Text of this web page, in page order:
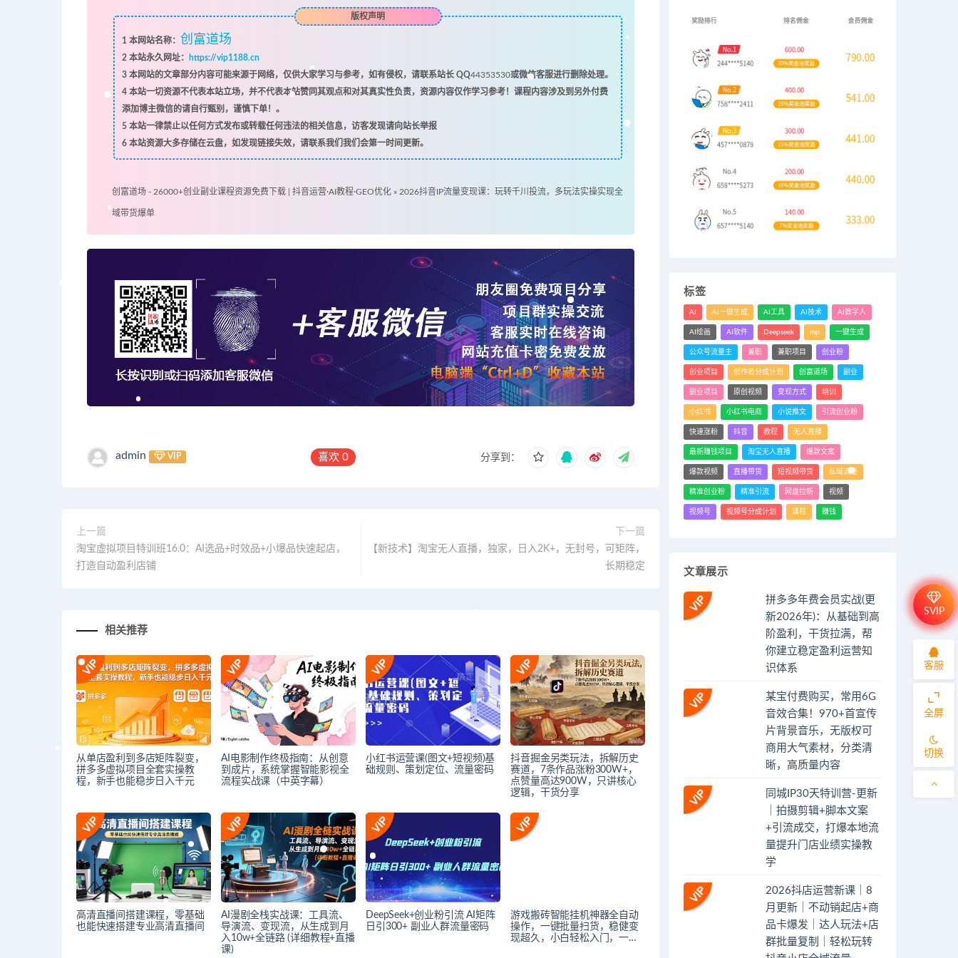
版权声明
1 本网站名称： 创富道场
2本站永久网址：
https://vip1188.cn
3本网站的文章部分内容可能来源于网络，仅供大家学习与参考，如有侵权，请联系站长 QQ44353530或微信客服进行删除处理。
4本站一切资源不代表本站立场，并不代表本站赞同其观点和对其真实性负责，资源内容仅作学习参考！课程内容涉及到另外付费
添加博主微信的请自行甄别，谨慎下单！。
5本站一律禁止以任何方式发布或转载任何违法的相关信息，访客发现请向站长举报
6本站资源大多存储在云盘，如发现链接失效，请联系我们我们会第一时间更新。
创富道场 - 26000+创业副业课程资源免费下载 | 抖音运营·AI教程·GEO优化 » 2026抖音IP流量变现课：玩转千川投流，多玩法实操实现全
域带货爆单
admin VIP 喜欢0 分享到：
上一篇
淘宝虚拟项目特训班16.0：AI选品+时效品+小爆品快速起店，
打造自动盈利店铺
下一篇
【新技术】淘宝无人直播，独家，日入2K+，无封号，可矩阵，
长期稳定
相关推荐
从单店盈利到多店矩阵裂变，
拼多多虚拟项目全套实操教
程，新手也能稳步日入千元
AI电影制作终极指南：从创意
到成片，系统掌握智能影视全
流程实战课（中英字幕）
小红书运营课(图文+短视频)基
础规则、策划定位、流量密码
抖音掘金另类玩法，拆解历史
赛道，7条作品涨粉300W+，
点赞量高达900W，只讲核心
逻辑，干货分享
高清直播间搭建课程，零基础
也能快速搭建专业高清直播间
AI漫剧全栈实战课：工具流、
导演流、变现流，从生成到月
入10w+全链路 (详细教程+直播
课)
DeepSeek+创业粉引流 AI矩阵
日引300+ 副业人群流量密码
游戏搬砖智能挂机神器全自动
操作，一键批量扫货，稳健变
现超久，小白轻松入门，一…
标签
AI AI一键生成 AI工具 AI技术 AI数字人
AI绘画 AI软件 Deepseek mp 一键生成
公众号流量主 兼职 兼职项目 创业粉
创业项目 创作者分成计划 创富道场 副业
副业项目 原创视频 变现方式 培训
小红书 小红书电商 小说推文 引流创业粉
快速涨粉 抖音 教程 无人直播
最新赚钱项目 淘宝无人直播 爆款文案
爆款视频 直播带货 短视频带货 私域流量
精准创业粉 精准引流 网盘拉新 视频
视频号 视频号分成计划 课程 赚钱
文章展示
拼多多年费会员实战(更
新2026年)：从基础到高
阶盈利，干货拉满，帮
你建立稳定盈利运营知
识体系
某宝付费购买，常用6G
音效合集！970+首宣传
片背景音乐，无版权可
商用大气素材，分类清
晰，高质量内容
同城IP30天特训营-更新
｜拍摄剪辑+脚本文案
+引流成交，打爆本地流
量提升门店业绩实操教
学
2026抖店运营新课｜8
月更新｜不动销起店+商
品卡爆发｜达人玩法+店
群批量复制｜轻松玩转
SVIP
客服
全屏
切换